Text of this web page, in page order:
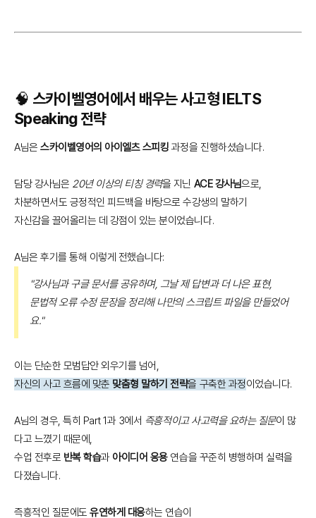
🧠 스카이벨영어에서 배우는 사고형 IELTS
Speaking 전략
A님은스카이벨영어의 아이엘츠 스피킹 과정을 진행하셨습니다.
담당 강사님은 20년 이상의 티칭 경력을 지닌 ACE 강사님으로,
차분하면서도 긍정적인 피드백을 바탕으로 수강생의 말하기
자신감을 끌어올리는 데 강점이 있는 분이었습니다.
A님은 후기를 통해 이렇게 전했습니다:
"강사님과 구글 문서를 공유하며, 그날 제 답변과 더 나은 표현,
문법적 오류 수정 문장을 정리해 나만의 스크립트 파일을 만들었어
요."
이는 단순한 모범답안 외우기를 넘어,
자신의 사고 흐름에 맞춘 맞춤형 말하기 전략을 구축한 과정이었습니다.
A님의 경우, 특히 Part 1과 3에서 즉흥적이고 사고력을 요하는 질문이 많
다고 느꼈기 때문에,
수업 전후로 반복 학습과 아이디어 응용 연습을 꾸준히 병행하며 실력을
다졌습니다.
즉흥적인 질문에도유연하게 대응하는 연습이